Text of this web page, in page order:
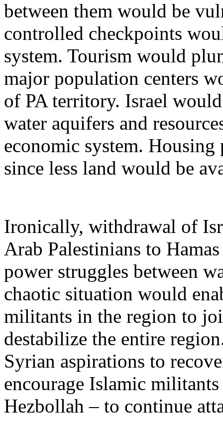
between them would be
controlled checkpoints
system. Tourism would
major population centers
of PA territory. Israel would
water aquifers and
economic system. Housing
since less land would be
Ironically, withdrawal of
Arab Palestinians to
power struggles between
chaotic situation would
militants in the region to
destabilize the entire region
Syrian aspirations to
encourage Islamic
Hezbollah – to continue